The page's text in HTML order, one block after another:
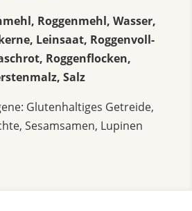
Rog­gen­mehl, Was­ser,
Lein­saat, Rog­gen­voll­
Rog­gen­flo­cken,
Salz
Glu­ten­hal­ti­ges Ge­trei­de,
Se­sam­sa­men, Lu­pi­nen